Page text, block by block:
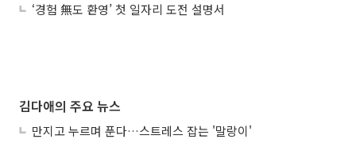
‘경험 無도 환영’ 첫 일자리 도전 설명서
김다애의 주요 뉴스
만지고 누르며 푼다…스트레스 잡는 '말랑이'